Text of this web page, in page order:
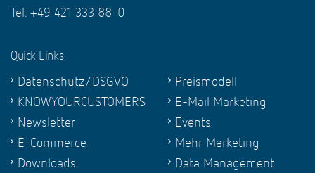
Tel. +49 421 333 88-0
Quick Links
Datenschutz/DSGVO
Preismodell
KNOWYOURCUSTOMERS
E-Mail Marketing
Newsletter
Events
E-Commerce
Mehr Marketing
Downloads
Data Management